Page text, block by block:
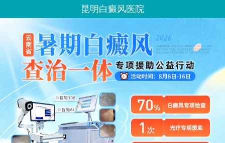
昆明白癜风医院